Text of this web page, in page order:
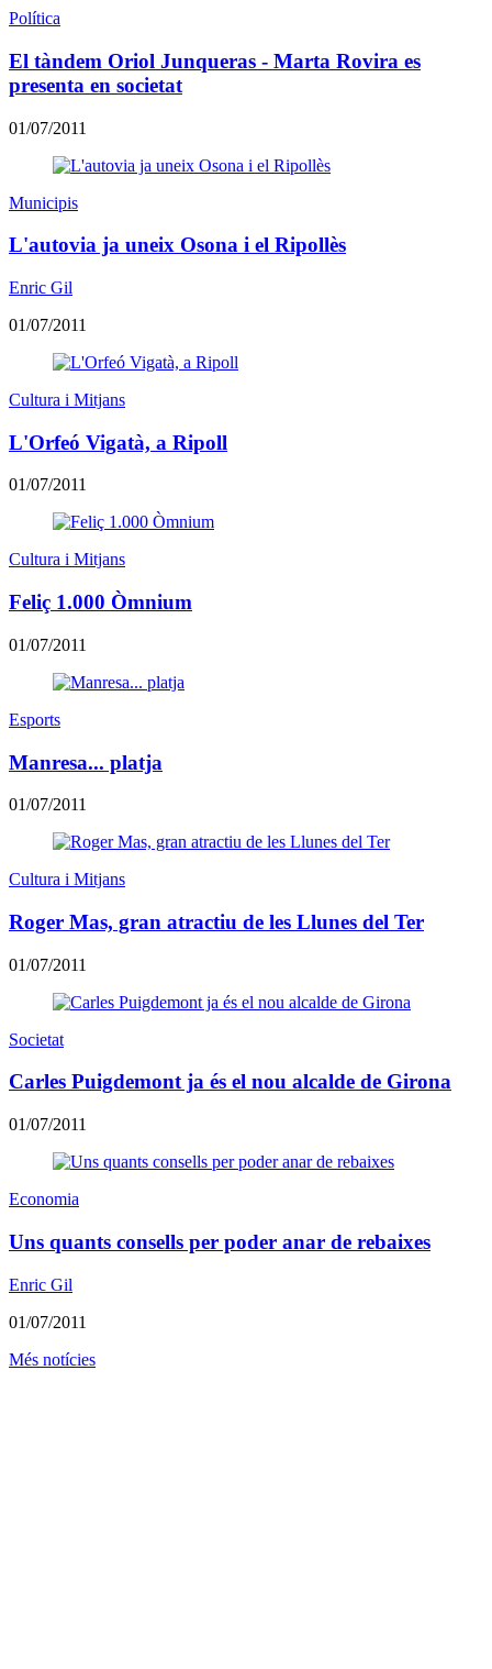
Política
El tàndem Oriol Junqueras - Marta Rovira es
presenta en societat
01/07/2011
Municipis
L'autovia ja uneix Osona i el Ripollès
Enric Gil
01/07/2011
Cultura i Mitjans
L'Orfeó Vigatà, a Ripoll
01/07/2011
Cultura i Mitjans
Feliç 1.000 Òmnium
01/07/2011
Esports
Manresa... platja
01/07/2011
Cultura i Mitjans
Roger Mas, gran atractiu de les Llunes del Ter
01/07/2011
Societat
Carles Puigdemont ja és el nou alcalde de Girona
01/07/2011
Economia
Uns quants consells per poder anar de rebaixes
Enric Gil
01/07/2011
Més notícies